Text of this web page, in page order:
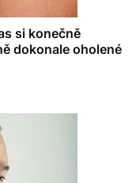
si konečně
dokonale oholené